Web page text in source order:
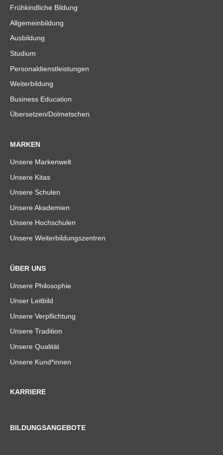
Frühkindliche Bildung
Allgemeinbildung
Ausbildung
Studium
Personaldienstleistungen
Weiterbildung
Business Education
Übersetzen/Dolmetschen
MARKEN
Unsere Markenwelt
Unsere Kitas
Unsere Schulen
Unsere Akademien
Unsere Hochschulen
Unsere Weiterbildungszentren
ÜBER UNS
Unsere Philosophie
Unser Leitbild
Unsere Verpflichtung
Unsere Tradition
Unsere Qualität
Unsere Kund*innen
KARRIERE
BILDUNGSANGEBOTE